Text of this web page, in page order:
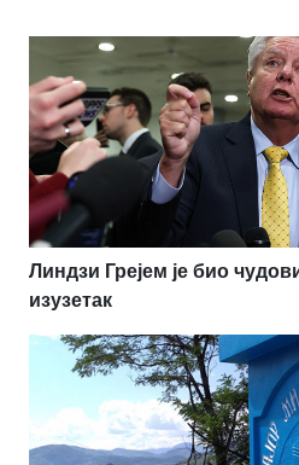
Линдзи Грејем је био
изузетак